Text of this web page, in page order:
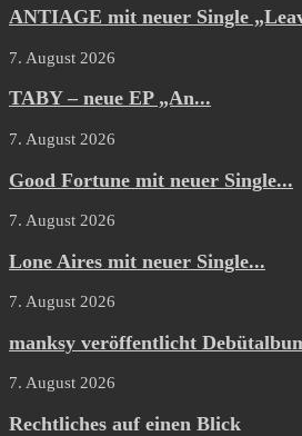
ANTIAGE mit neuer Single
7. August 2026
TABY – neue EP „An...
7. August 2026
Good Fortune mit neuer Single...
7. August 2026
Lone Aires mit neuer Single...
7. August 2026
manksy veröffentlicht
7. August 2026
Rechtliches auf einen Blick